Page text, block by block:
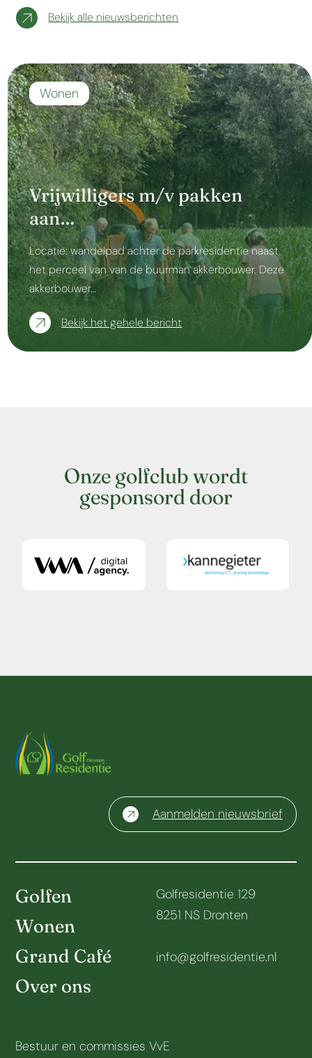
Bekijk alle nieuwsberichten
Vrijwilligers m/v pakken
aan…
Wonen
Locatie: wandelpad achter de parkresidentie naast
het perceel van van de buurman akkerbouwer. Deze
akkerbouwer…
Bekijk het gehele bericht
Onze golfclub wordt
gesponsord door
Aanmelden nieuwsbrief
Golfen
Wonen
Grand Café
Over ons
Golfresidentie 129
8251 NS Dronten
info@golfresidentie.nl
Bestuur en commissies VvE